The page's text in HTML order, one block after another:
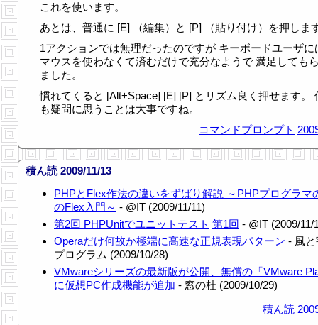
これを使います。
あとは、普通に [E] （編集）と [P] （貼り付け）を押しま
1アクションでは無理だったのですが キーボードユーザに
マウスを使わなくて済むだけで充分なようで 満足しても
ました。
慣れてくると [Alt+Space] [E] [P] とリズム良く押せます。
も疑問に思うことは大事ですね。
コマンドプロンプト
積ん読 2009/11/13
PHPとFlex作法の違いをずばり解説 ～PHPプログラマ
のFlex入門～ - @IT (2009/11/11)
第2回 PHPUnitでユニットテスト 第1回 - @IT (2009/11/
Operaだけ何故か極端に高速な正規表現パターン - 風
プログラム (2009/10/28)
VMwareシリーズの最新版が公開、無償の「VMware
に仮想PC作成機能が追加 - 窓の杜 (2009/10/29)
積ん読